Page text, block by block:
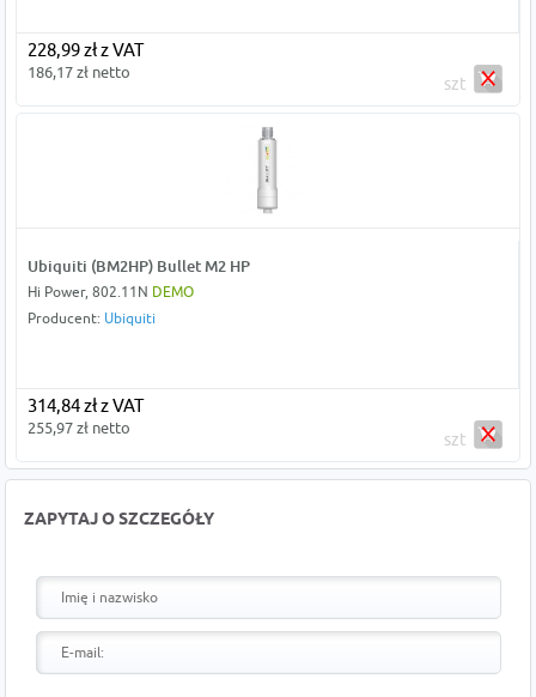
228,99 zł z VAT
186,17 zł netto
szt
Ubiquiti (BM2HP) Bullet M2 HP
Hi Power, 802.11N DEMO
Producent: Ubiquiti
314,84 zł z VAT
255,97 zł netto
szt
ZAPYTAJ O SZCZEGÓŁY